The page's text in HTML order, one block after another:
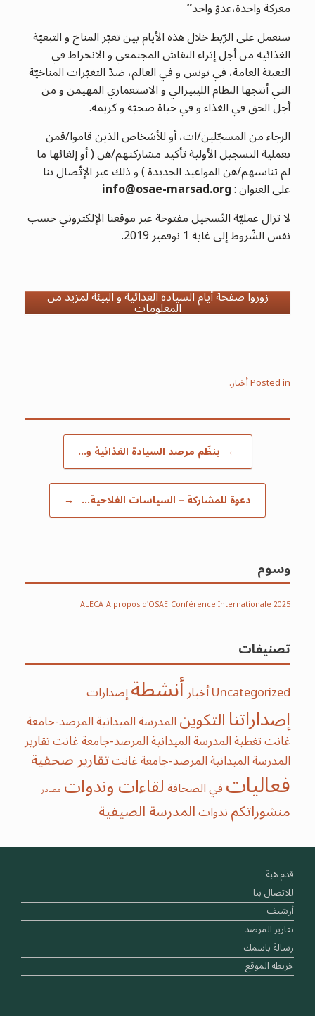
معركة واحدة،عدوّ واحد”
سنعمل على الرّبط خلال هذه الأيام بين تغيّر المناخ و التبعيّة
الغذائية من أجل إثراء النقاش المجتمعي و الانخراط في
التعبئة العامة، في تونس و في العالم، ضدّ التغيّرات المناخيّة
التي أنتجها النظام الليبيرالي و الاستعماري المهيمن و من
أجل الحق في الغذاء و في حياة صحيّة و كريمة.
الرجاء من المسجّلين/ات، أو للأشخاص الذين قاموا/قمن
بعملية التسجيل الأولية تأكيد مشاركتهم/هن ( أو إلغائها ما
لم تناسبهم/هن المواعيد الجديدة ) و ذلك عبر الإتّصال بنا
على العنوان :info@osae-marsad.org
لا تزال عمليّة التّسجيل مفتوحة عبر موقعنا الإلكتروني حسب
نفس الشّروط إلى غاية 1 نوفمبر 2019.
زوروا صفحة أيام السيادة الغذائية و البيئة لمزيد من
المعلومات
Posted inأخبار.
Post navigation
← ينظّم مرصد السيادة الغذائية و…
دعوة للمشاركة – السياسات الفلاحية… →
وسوم
ALECAA propos d'OSAE Conférence Internationale 2025
تصنيفات
Uncategorizedأخبارأنشطةإصدارات
إصداراتناالتكوينالمدرسة الميدانية المرصد-جامعة
غانتتغطية المدرسة الميدانية المرصد-جامعة غانتتقارير
المدرسة الميدانية المرصد-جامعة غانتتقارير صحفية
فعالياتفي الصحافةلقاءات وندوات مصادر
منشوراتكمندوات‫‫المدرسة‬ الصيفية‬
قدم هبة
للاتصال بنا
أرشيف
تقارير المرصد
رسالة باسمك
خريطة الموقع